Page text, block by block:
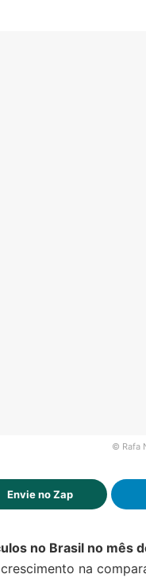
© Rafa
Envie no Zap
no Brasil no mês
na